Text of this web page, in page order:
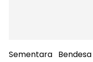
Sementara